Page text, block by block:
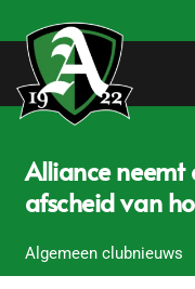
Alliance neemt
afscheid van
Algemeen clubnieuws